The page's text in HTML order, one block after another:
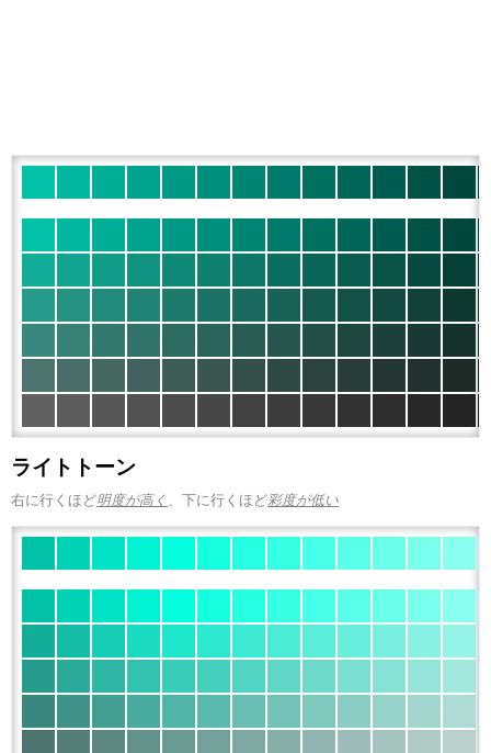
ライトトーン
右に行くほど明度が高く 、下に行くほど彩度が低い